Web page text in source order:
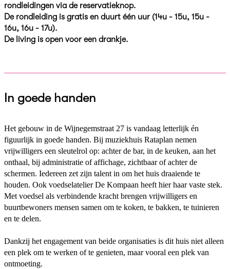
rondleidingen via de reservatieknop.
De rondleiding is gratis en duurt één uur (14u - 15u, 15u -
16u, 16u - 17u).
De living is open voor een drankje.
In goede handen
Het gebouw in de Wijnegemstraat 27 is vandaag letterlijk én
figuurlijk in goede handen. Bij muziekhuis Rataplan nemen
vrijwilligers een sleutelrol op: achter de bar, in de keuken, aan het
onthaal, bij administratie of affichage, zichtbaar of achter de
schermen. Iedereen zet zijn talent in om het huis draaiende te
houden. Ook voedselatelier De Kompaan heeft hier haar vaste stek.
Met voedsel als verbindende kracht brengen vrijwilligers en
buurtbewoners mensen samen om te koken, te bakken, te tuinieren
en te delen.
Dankzij het engagement van beide organisaties is dit huis niet alleen
een plek om te werken of te genieten, maar vooral een plek van
ontmoeting.